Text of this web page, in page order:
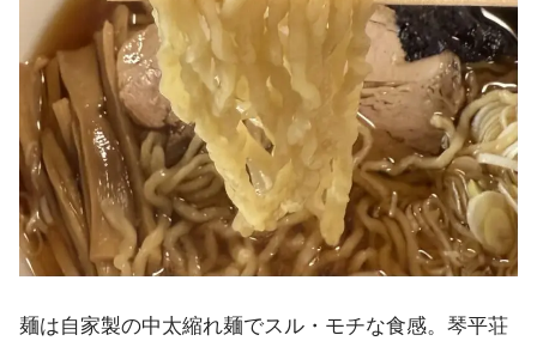
麺は自家製の中太縮れ麺でスル・モチな食感。琴平荘